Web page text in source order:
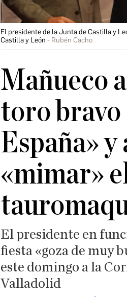
El presidente de la Junta de Castilla y
Castilla y León
Rubén Cacho
Mañueco
toro bravo
España»
«mimar»
El presidente en
fiesta «goza de muy
este domingo a la
Valladolid